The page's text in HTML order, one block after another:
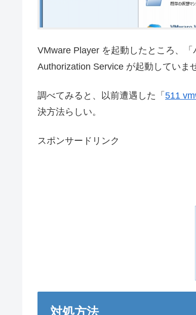
VMware Player を起動したところ、
Authorization Service が起動していま
調べてみると、以前遭遇した「 511
決方法らしい。
スポンサードリンク
対処方法